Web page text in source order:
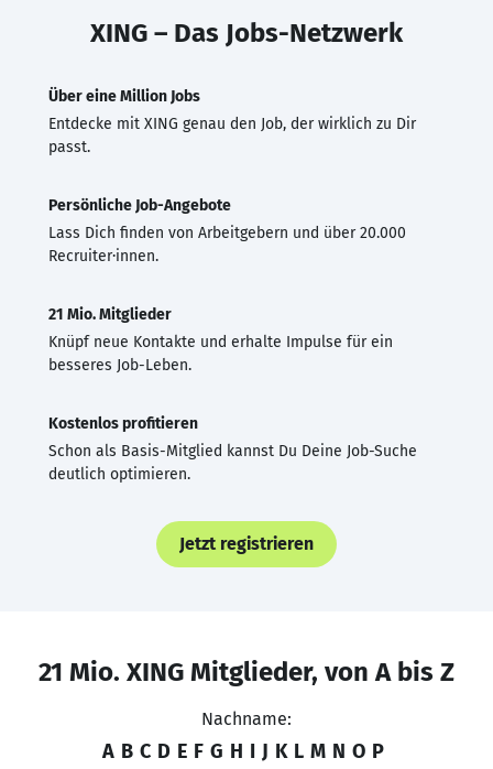
XING – Das Jobs-Netzwerk
Über eine Million Jobs
Entdecke mit XING genau den Job, der wirklich zu Dir
passt.
Persönliche Job-Angebote
Lass Dich finden von Arbeitgebern und über 20.000
Recruiter·innen.
21 Mio. Mitglieder
Knüpf neue Kontakte und erhalte Impulse für ein
besseres Job-Leben.
Kostenlos profitieren
Schon als Basis-Mitglied kannst Du Deine Job-Suche
deutlich optimieren.
Jetzt registrieren
21 Mio. XING Mitglieder, von A bis Z
Nachname:
A B C D E F G H I J K L M N O P